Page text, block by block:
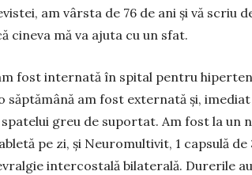
am vârsta de 76 de ani și vă scriu
cineva mă va ajuta cu un sfat.
fost internată în spital pen­tru
săptămână am fost externată și, imediat
greu de suportat. Am fost la un
pe zi, și Neuromultivit, 1 capsulă de
intercostală bila­te­rală. Durerile